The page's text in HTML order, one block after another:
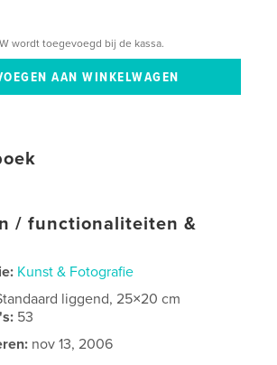
wordt toegevoegd bij de kassa.
/ functionaliteiten &
Kunst & Fotografie
liggend, 25×20 cm
53
nov 13, 2006